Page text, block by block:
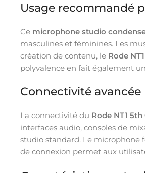
Usage recommandé
Ce microphone studio
masculines et féminines. Les
création de contenu, le Rode
polyvalence en fait également
Connectivité avancée
La connectivité du Rode NT1
interfaces audio, consoles de
studio standard. Le microphone
de connexion permet aux